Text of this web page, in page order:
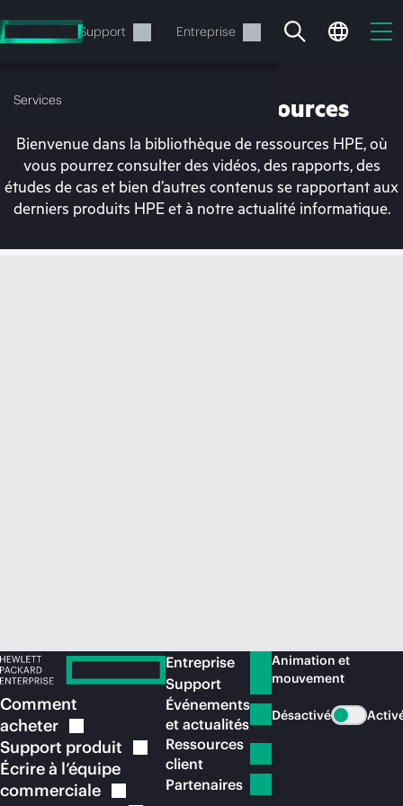
au
contenu
Support Entreprise
Services
Votre panier est
Bibliothèque de ressources
Bienvenue dans la bibliothèque de ressources HPE, où
vous pourrez consulter des vidéos, des rapports, des
études de cas et bien d’autres contenus se rapportant aux
derniers produits HPE et à notre actualité informatique.
Comment
acheter
Support produit
Écrire à l’équipe
commerciale
Entreprise
Support
Événements
et actualités
Ressources
client
Partenaires
Animation et
mouvement
Désactivé